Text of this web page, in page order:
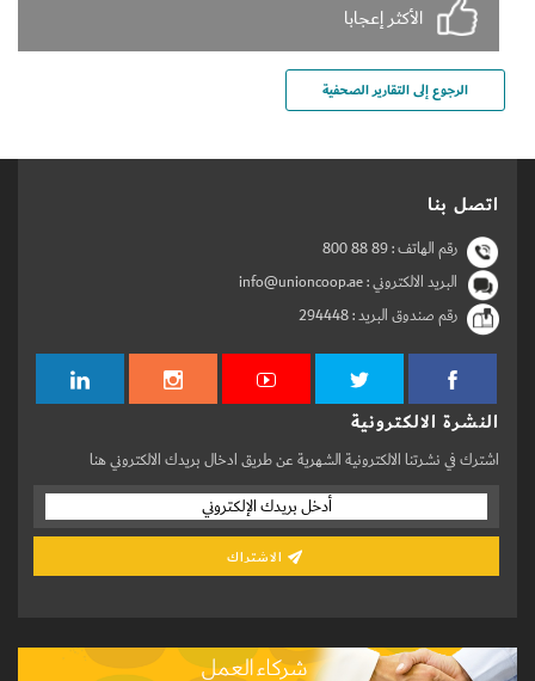
الأكثر إعجابا
الرجوع إلى التقارير الصحفية
اتصل بنا
رقم الهاتف :800 88 89
البريد الالكتروني : info@unioncoop.ae
رقم صندوق البريد :294448
النشرة الالكترونية
اشترك في نشرتنا الالكترونية الشهرية عن طريق ادخال بريدك الالكتروني هنا